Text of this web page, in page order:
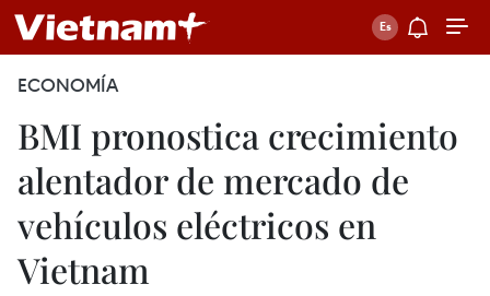
ECONOMÍA
BMI pronostica crecimiento
alentador de mercado de
vehículos eléctricos en
Vietnam